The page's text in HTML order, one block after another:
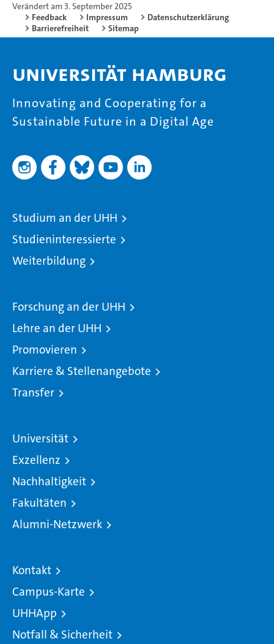
Verändert am 3. September 2025
Feedback
Impressum
Datenschutzerklärung
Barrierefreiheit
Sitemap
Universität Hamburg
Innovating and Cooperating for a
Sustainable Future in a Digital Age
Studium an der UHH
Studieninteressierte
Weiterbildung
Forschung an der UHH
Lehre an der UHH
Promovieren
Karriere & Stellenangebote
Transfer
Universität
Exzellenz
Nachhaltigkeit
Fakultäten
Alumni-Netzwerk
Kontakt
Campus-Karte
UHHApp
Notfall & Sicherheit